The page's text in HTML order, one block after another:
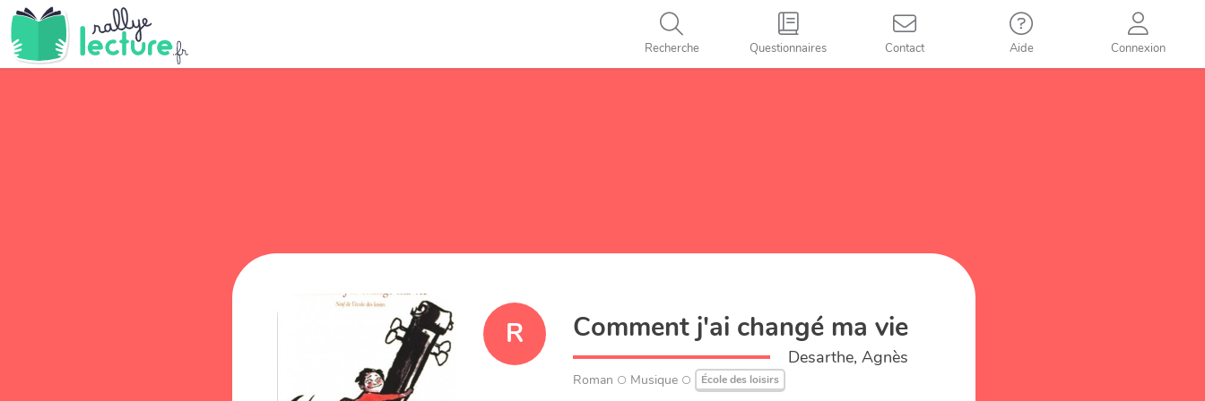
Recherche Questionnaires Contact Aide Connexion
R Comment j'ai changé ma vie
Desarthe, Agnès
Roman Musique École des loisirs